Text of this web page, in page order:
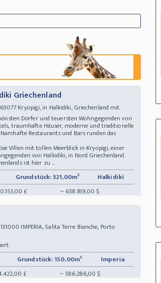
Griechenland
Kryopigi, in Halkidiki, Griechenland mit
Dörfer und teuersten Wohngegenden von
traumhafte Häuser, moderne und traditionelle
Restaurants und Bars runden das
Villen mit tollen Meerblick in Kryopigi, einer
von Halkidiki, in Nord Griechenland.
ist hier zu ...
Grundstück: 321,00m²
Halkidikí
£ ~ 658.189,00 $
IMPERIA, Salita Terre Bianche, Porto
Grundstück: 150,00m²
Imperia
£ ~ 586.286,00 $